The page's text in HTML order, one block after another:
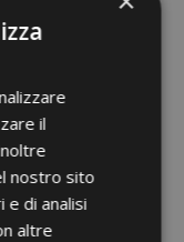
il
nostro sito
e di analisi
altre